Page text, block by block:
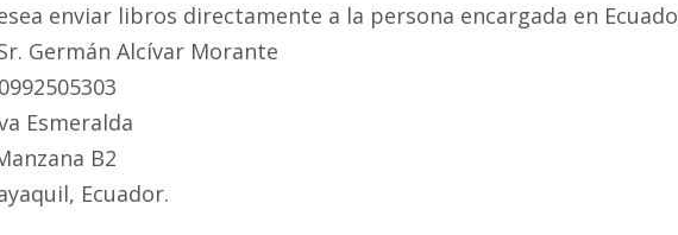
enviar libros directamente a la persona encargada en
Germán Alcívar Morante
Esmeralda
B2
Ecuador.